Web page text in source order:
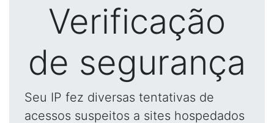
Verificação
de segurança
Seu IP fez diversas tentativas de
acessos suspeitos a sites hospedados